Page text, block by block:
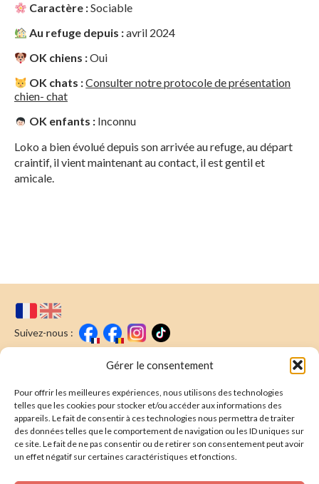
Gérer le consentement
Pour offrir les meilleures expériences, nous utilisons des technologies
telles que les cookies pour stocker et/ou accéder aux informations des
appareils. Le fait de consentir à ces technologies nous permettra de traiter
des données telles que le comportement de navigation ou les ID uniques sur
ce site. Le fait de ne pas consentir ou de retirer son consentement peut avoir
un effet négatif sur certaines caractéristiques et fonctions.
Caractère :Sociable
Au refuge depuis :avril 2024
OK chiens :Oui
OK chats :Consulter notre protocole de présentation
chien- chat
OK enfants : Inconnu
Loko a bien évolué depuis son arrivée au refuge, au départ
craintif, il vient maintenant au contact, il est gentil et
amicale.
Suivez-nous :
Nous écrire
Newsletter
E-mail* : Souscrire
J'ai lu & j'accepte lapolitique de confidentalité